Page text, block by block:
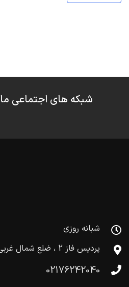
شبکه های اجتماعی ما
شبانه روزی
پردیس فاز 2 ، ضلع شمال غربی میدان امام
02176242040